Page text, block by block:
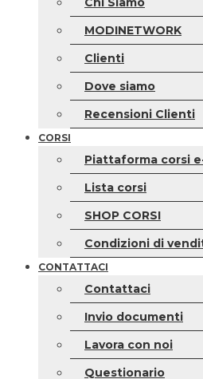
MODINETWORK
Clienti
Dove siamo
Recensioni Clienti
CORSI
Piattaforma corsi
Lista corsi
SHOP CORSI
Condizioni di
CONTATTACI
Contattaci
Invio documenti
Lavora con noi
Questionario